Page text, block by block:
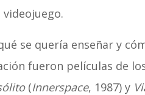
se quería enseñar y
fueron películas de
(Innerspace, 1987) y